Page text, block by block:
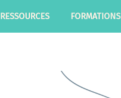
RESSOURCES FORMATIONS